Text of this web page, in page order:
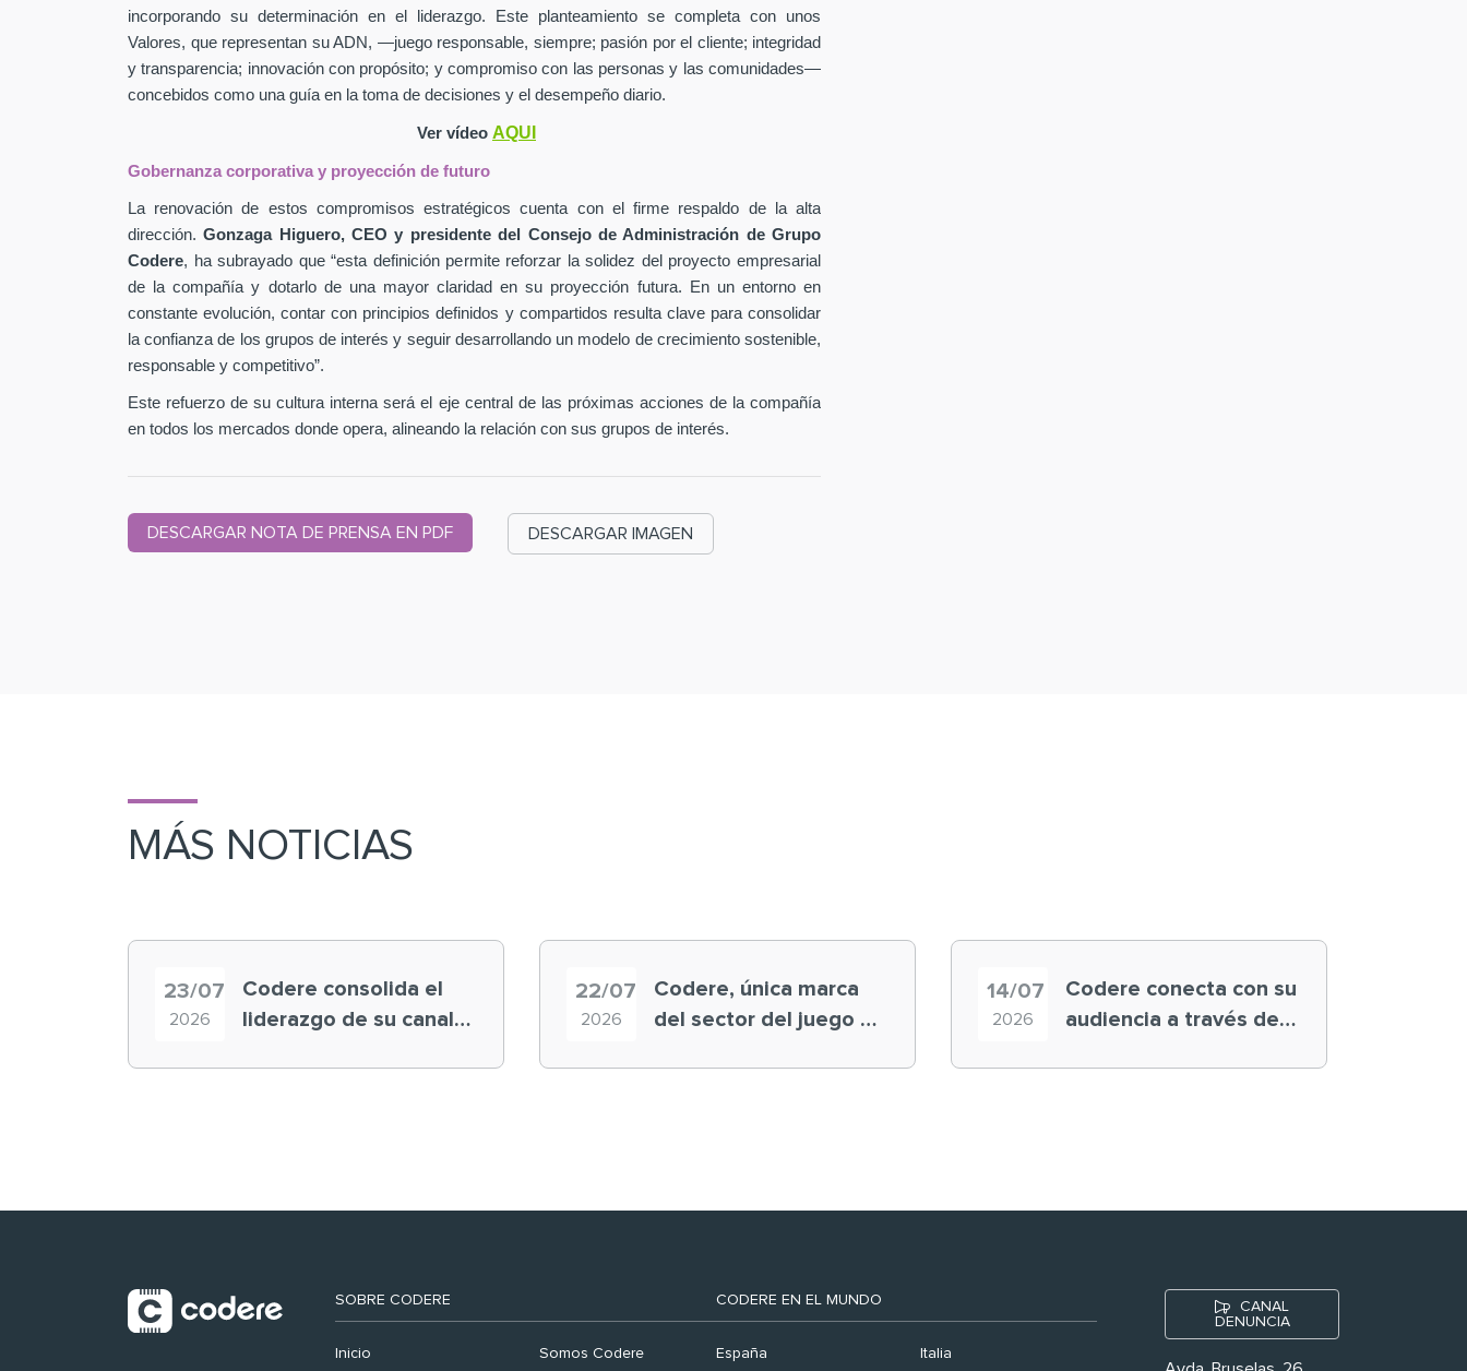
incorporando su determinación en el liderazgo. Este planteamiento se completa con unos
Valores, que representan su ADN, —juego responsable, siempre; pasión por el cliente; integridad
y transparencia; innovación con propósito; y compromiso con las personas y las comunidades—
concebidos como una guía en la toma de decisiones y el desempeño diario.
Ver vídeo AQUI
Gobernanza corporativa y proyección de futuro
La renovación de estos compromisos estratégicos cuenta con el firme respaldo de la alta
dirección.Gonzaga Higuero, CEO y presidente del Consejo de Administración de Grupo
Codere, ha subrayado que “esta definición permite reforzar la solidez del proyecto empresarial
de la compañía y dotarlo de una mayor claridad en su proyección futura. En un entorno en
constante evolución, contar con principios definidos y compartidos resulta clave para consolidar
la confianza de los grupos de interés y seguir desarrollando un modelo de crecimiento sostenible,
responsable y competitivo”.
Este refuerzo de su cultura interna será el eje central de las próximas acciones de la compañía
en todos los mercados donde opera, alineando la relación con sus grupos de interés.
DESCARGAR NOTA DE PRENSA EN PDF DESCARGAR IMAGEN
MÁS NOTICIAS
23/07
2026
Codere consolida el
liderazgo de su canal
22/07
2026
Codere, única marca
del sector del juego en
14/07
2026
Codere conecta con su
audiencia a través de
SOBRE CODERE
Inicio Somos Codere
CODERE EN EL MUNDO
España Italia
CANAL
DENUNCIA